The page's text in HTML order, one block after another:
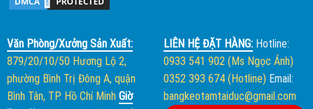
Văn Phòng/Xưởng Sản Xuất:
879/20/10/50 Hương Lộ 2,
phường Bình Trị Đông A, quận
Bình Tân, TP. Hồ Chí Minh Giờ
LIÊN HỆ ĐẶT HÀNG:Hotline:
0933 541 902 (Ms Ngọc Ánh)
0352 393 674 (Hotline) Email:
bangkeotamtaiduc@gmail.com